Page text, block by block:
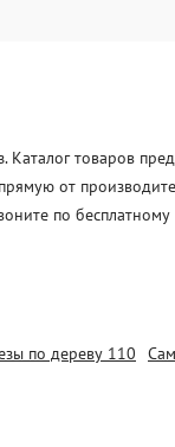
товаров
от
по
по дереву 110